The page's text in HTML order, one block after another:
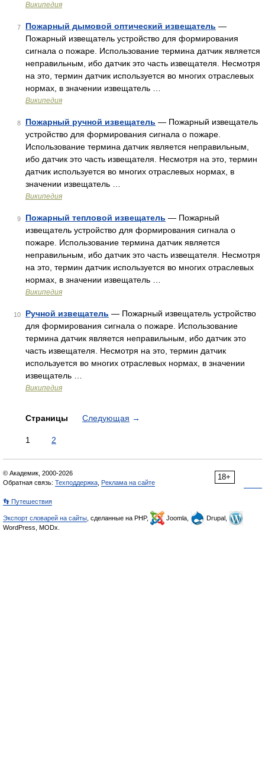
Википедия
7 Пожарный дымовой оптический извещатель —
Пожарный извещатель устройство для формирования
сигнала о пожаре. Использование термина датчик является
неправильным, ибо датчик это часть извещателя. Несмотря
на это, термин датчик используется во многих отраслевых
нормах, в значении извещатель …
Википедия
8 Пожарный ручной извещатель — Пожарный извещатель
устройство для формирования сигнала о пожаре.
Использование термина датчик является неправильным,
ибо датчик это часть извещателя. Несмотря на это, термин
датчик используется во многих отраслевых нормах, в
значении извещатель …
Википедия
9 Пожарный тепловой извещатель — Пожарный
извещатель устройство для формирования сигнала о
пожаре. Использование термина датчик является
неправильным, ибо датчик это часть извещателя. Несмотря
на это, термин датчик используется во многих отраслевых
нормах, в значении извещатель …
Википедия
10 Ручной извещатель — Пожарный извещатель устройство
для формирования сигнала о пожаре. Использование
термина датчик является неправильным, ибо датчик это
часть извещателя. Несмотря на это, термин датчик
используется во многих отраслевых нормах, в значении
извещатель …
Википедия
Страницы Следующая →
1 2
18+
© Академик, 2000-2026
Обратная связь: Техподдержка Реклама на сайте
👣 Путешествия
Экспорт словарей на сайты , сделанные на PHP, Joomla,
Drupal,
WordPress, MODx.